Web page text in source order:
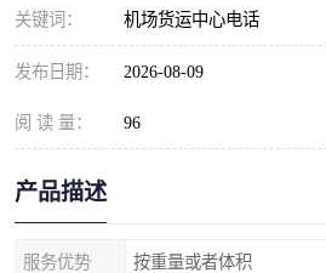
关键词： 机场货运中心电话
发布日期： 2026-08-09
阅 读 量： 96
产品描述
服务优势 按重量或者体积